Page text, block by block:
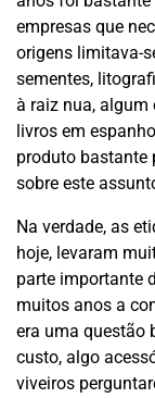
empresas que
origens limitava-
sementes,
à raiz nua, algum
livros em
produto bastante
sobre este
Na verdade, as
hoje, levaram
parte importante
muitos anos a
era uma questão
custo, algo
viveiros